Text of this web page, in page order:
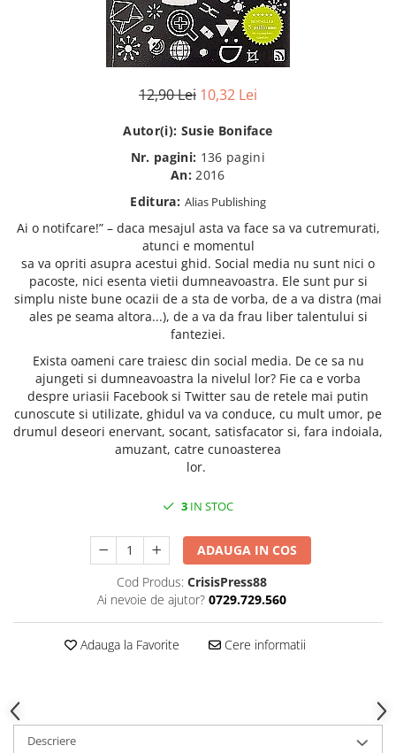
Manuale scolare/Cursuri
Medicină
Poezie
Politică/Geopolitică
Proză
Sociologie
Spiritualitate/Ezoterism
Sport
Evenimentul istoric - editii
12,90 Lei 10,32 Lei
Autor(i): Susie Boniface
Nr. pagini: 136 pagini
An: 2016
Editura: Alias Publishing
Ai o notifcare!” – daca mesajul asta va face sa va cutremurati,
atunci e momentul
sa va opriti asupra acestui ghid. Social media nu sunt nici o
pacoste, nici esenta vietii dumneavoastra. Ele sunt pur si
simplu niste bune ocazii de a sta de vorba, de a va distra (mai
ales pe seama altora...), de a va da frau liber talentului si
fanteziei.
Exista oameni care traiesc din social media. De ce sa nu
ajungeti si dumneavoastra la nivelul lor? Fie ca e vorba
despre uriasii Facebook si Twitter sau de retele mai putin
cunoscute si utilizate, ghidul va va conduce, cu mult umor, pe
drumul deseori enervant, socant, satisfacator si, fara indoiala,
amuzant, catre cunoasterea
lor.
3 IN STOC
ADAUGA IN COS
Cod Produs: CrisisPress88
Ai nevoie de ajutor? 0729.729.560
Adauga la Favorite Cere informatii
Descriere